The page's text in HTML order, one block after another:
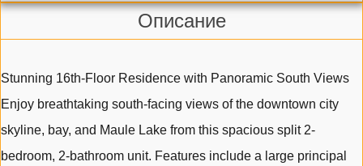
Описание
Stunning 16th-Floor Residence with Panoramic South Views
Enjoy breathtaking south-facing views of the downtown city
skyline, bay, and Maule Lake from this spacious split 2-
bedroom, 2-bathroom unit. Features include a large principal